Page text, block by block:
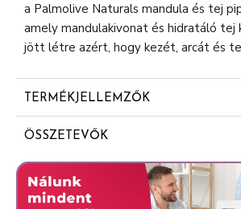
a Palmolive Naturals mandula és tej
amely mandulakivonat és hidratáló tej
jött létre azért, hogy kezét, arcát és
TERMÉKJELLEMZŐK
98%-ban természetes forrásból
Újrahasznosítható papírcsomagolás
ÖSSZETEVŐK
Sodium Palmate, Sodium Oleate,
Kaolin, Sodium Laurate, Sodium
Tetrasodium EDTA, Etidronic